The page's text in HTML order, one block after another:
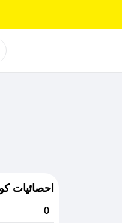
احصائيات
0